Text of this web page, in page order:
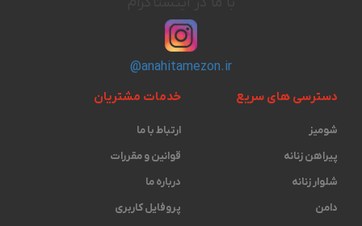
@anahitamezon.ir
دسترسی های سریع
شومیز
پیراهن زنانه
شلوار زنانه
دامن
خدمات مشتریان
ارتباط با ما
قوانین و مقررات
درباره ما
پروفایل کاربری